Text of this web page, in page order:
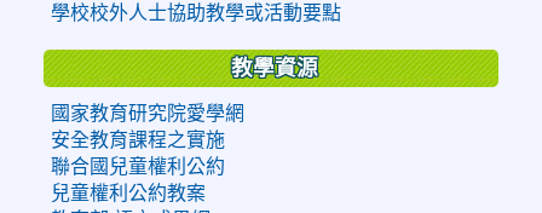
學校校外人士協助教學或活動要點
教學資源
國家教育研究院愛學網
安全教育課程之實施
聯合國兒童權利公約
兒童權利公約教案